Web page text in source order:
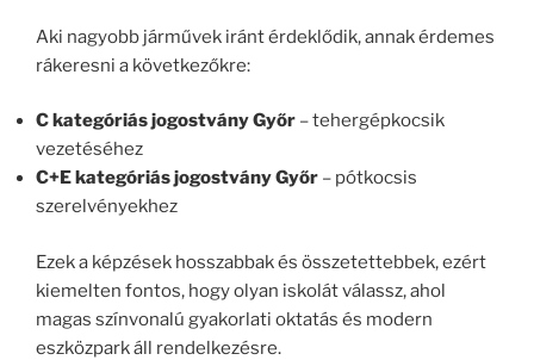
Aki nagyobb járművek iránt érdeklődik, annak érdemes
rákeresni a következőkre:
C kategóriás jogostvány Győr – tehergépkocsik
vezetéséhez
C+E kategóriás jogostvány Győr – pótkocsis
szerelvényekhez
Ezek a képzések hosszabbak és összetettebbek, ezért
kiemelten fontos, hogy olyan iskolát válassz, ahol
magas színvonalú gyakorlati oktatás és modern
eszközpark áll rendelkezésre.